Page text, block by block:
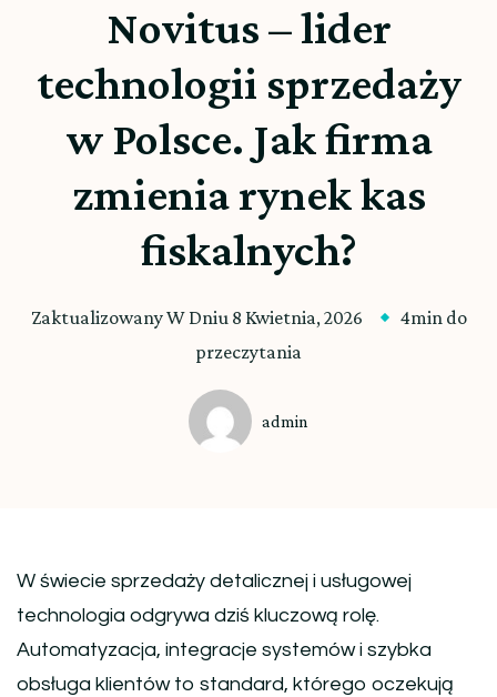
Novitus – lider
technologii sprzedaży
w Polsce. Jak firma
zmienia rynek kas
fiskalnych?
Zaktualizowany W Dniu 8 Kwietnia, 2026
4min do
przeczytania
admin
W świecie sprzedaży detalicznej i usługowej
technologia odgrywa dziś kluczową rolę.
Automatyzacja, integracje systemów i szybka
obsługa klientów to standard, którego oczekują